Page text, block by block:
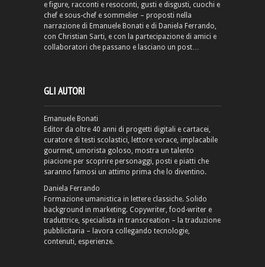
e figure, racconti e resoconti, gusti e disgusti, cuochi e
chef e sous-chef e sommelier – proposti nella
narrazione di Emanuele Bonati e di Daniela Ferrando,
con Christian Sarti, e con la partecipazione di amici e
collaboratori che passano e lasciano un post…
GLI AUTORI
Emanuele Bonati
Editor da oltre 40 anni di progetti digitali e cartacei,
curatore di testi scolastici, lettore vorace, implacabile
gourmet, umorista goloso, mostra un talento
piacione per scoprire personaggi, posti e piatti che
saranno famosi un attimo prima che lo diventino.
Daniela Ferrando
Formazione umanistica in lettere classiche. Solido
background in marketing. Copywriter, food-writer e
traduttrice, specialista in transcreation – la traduzione
pubblicitaria – lavora collegando tecnologie,
contenuti, esperienze.